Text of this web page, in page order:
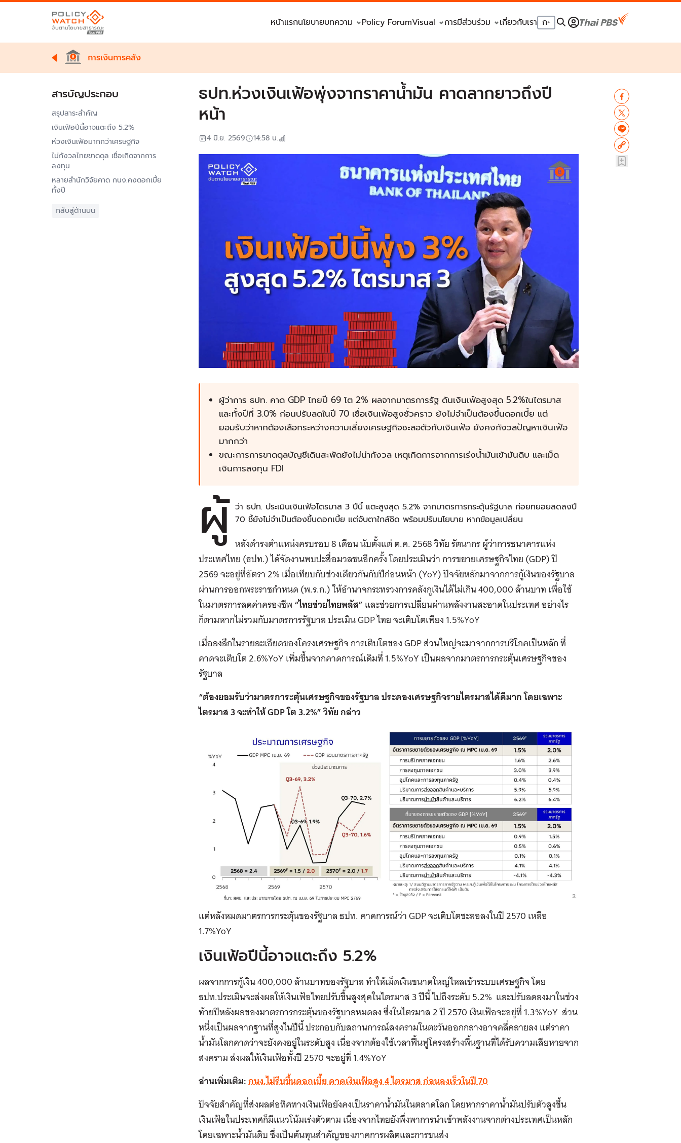
หน้าแรกนโยบายบทความ Policy ForumVisual การมีส่วนร่วม เกี่ยวกับเรา ก+
การเงินการคลัง
สารบัญประกอบ
สรุปสาระสำคัญ
เงินเฟ้อปีนี้อาจแตะถึง 5.2%
ห่วงเงินเฟ้อมากกว่าเศรษฐกิจ
ไม่กังวลไทยขาดดุล เชื่อเกิดจากการ
ลงทุน
หลายสำนักวิจัยคาด กนง.คงดอกเบี้ย
ทั้งปี
กลับสู่ด้านบน
ธปท.ห่วงเงินเฟ้อพุ่งจากราคาน้ำมัน คาดลากยาวถึงปี
หน้า
4 มิ.ย. 2569 14:58 น.
ผู้ว่าการ ธปท. คาด GDP ไทยปี 69 โต 2% ผลจากมาตรการรัฐ ดันเงินเฟ้อสูงสุด 5.2%ในไตรมาส
และทั้งปีที่ 3.0% ก่อนปรับลดในปี 70 เชื่อเงินเฟ้อสูงชั่วคราว ย้งไม่จำเป็นต้องขึ้นดอกเบี้ย แต่
ยอมรับว่าหากต้องเลือกระหว่างความเสี่ยงเศรษฐกิจชะลอตัวกับเงินเฟ้อ ยังคงกังวลปัญหาเงินเฟ้อ
มากกว่า
ขณะการการขาดดุลบัญชีเดินสะพัดยังไม่น่ากังวล เหตุเกิดการจากการเร่งน้ำมันเข้ามันดิบ และเม็ด
เงินการลงทุน FDI
ผู้ ว่า ธปท. ประเมินเงินเฟ้อไตรมาส 3 ปีนี้ แตะสูงสุด 5.2% จากมาตรการกระตุ้นรัฐบาล ก่อยทยอยลดลงปี
70 ชี้ยังไม่จำเป็นต้องขึ้นดอกเบี้ย แต่จับตาใกล้ชิด พร้อมปรับนโยบาย หากข้อมูลเปลี่ยน
หลังดำรงตำแหน่งครบรอบ 8 เดือน นับตั้งแต่ ต.ค. 2568 วิทัย รัตนากร ผู้ว่าการธนาคารแห่ง
ประเทศไทย (ธปท.) ได้จัดงานพบปะสื่อมวลชนอีกครั้ง โดยประเมินว่า การขยายเศรษฐกิจไทย (GDP) ปี
2569 จะอยู่ที่อัตรา 2% เมื่อเทียบกับช่วงเดียวกันกับปีก่อนหน้า (YoY)ปัจจัยหลักมาจากการกู้เงินของรัฐบาล
ผ่านการออกพระราชกำหนด (พ.ร.ก.) ให้อำนาจกระทรวงการคลังกูเงินได้ไม่เกิน 400,000 ล้านบาท เพื่อใช้
ในมาตรการลดค่าครองชีพ“ไทยช่วยไทยพลัส”และช่วยการเปลี่ยนผ่านพลังงานสะอาดในประเทศอย่างไร
ก็ตามหากไม่รวมกับมาตรการรัฐบาล ประเมิน GDP ไทย จะเติบโตเพียง 1.5%YoY
เมื่อลงลึกในรายละเอียดของโครงเศรษฐกิจ การเติบโตของ GDP ส่วนใหญ่จะมาจากการบริโภคเป็นหลัก ที่
คาดจะเติบโต 2.6%YoY เพิ่มขึ้นจากคาดการณ์เดิมที่ 1.5%YoY เป็นผลจากมาตรการกระตุ้นเศรษฐกิจของ
รัฐบาล
“ต้องยอมรับว่ามาตรการะตุ้นเศรษฐกิจของรัฐบาล ประคองเศรษฐกิจรายไตรมาสได้ดีมาก โดยเฉพาะ
ไตรมาส 3 จะทำให้ GDP โต 3.2%” วิทัย กล่าว
แต่หลังหมดมาตรการกระตุ้นของรัฐบาล ธปท. คาดการณ์ว่า GDP จะเติบโตชะลอลงในปี 2570 เหลือ
1.7%YoY
เงินเฟ้อปีนี้อาจแตะถึง 5.2%
ผลจากการกู้เงิน 400,000 ล้านบาทของรัฐบาล ทำให้เม็ดเงินขนาดใหญ่ไหลเข้าระบบเศรษฐกิจ โดย
ธปท.ประเมินจะส่งผลให้เงินเฟ้อไทยปรับขึ้นสูงสุดในไตรมาส 3 ปีนี้ ไปถึงระดับ 5.2% และปรับลดลงมาในช่วง
ท้ายปีหลังผลของมาตรการกระตุ้นของรัฐบาลหมดลง ซึ่งในไตรมาส 2 ปี 2570 เงินเฟ้อจะอยู่ที่ 1.3%YoY ส่วน
หนึ่งเป็นผลจากฐานที่สูงในปีนี้ ประกอบกับสถานการณ์สงครามในตะวันออกกลางอาจคลี่คลายลง แต่ราคา
น้ำมันโลกคาดว่าจะยังคงอยู่ในระดับสูง เนื่องจากต้องใช้เวลาฟื้นฟูโครงสร้างพื้นฐานที่ได้รับความเสียหายจาก
สงคราม ส่งผลให้เงินเฟ้อทั้งปี 2570 จะอยู่ที่ 1.4%YoY
อ่านเพิ่มเติม:กนง.ไม่รีบขึ้นดอกเบี้ย คาดเงินเฟ้อสูง 4 ไตรมาส ก่อนลงเร็วในปี 70
ปัจจัยสำคัญที่ส่งผลต่อทิศทางเงินเฟ้อยังคงเป็นราคาน้ำมันในตลาดโลก โดยหากราคาน้ำมันปรับตัวสูงขึ้น
เงินเฟ้อในประเทศก็มีแนวโน้มเร่งตัวตาม เนื่องจากไทยยังพึ่งพาการนำเข้าพลังงานจากต่างประเทศเป็นหลัก
โดยเฉพาะน้ำมันดิบ ซึ่งเป็นต้นทุนสำคัญของภาคการผลิตและการขนส่ง